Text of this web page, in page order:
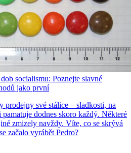
socialismu: Poznejte slavné
jako první
prodejny své stálice – sladkosti, na
dodnes skoro každý. Některé
zmizely navždy. Víte, co se skrývá
začalo vyrábět Pedro?